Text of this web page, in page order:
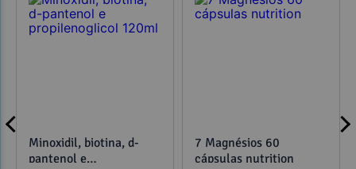
Minoxidil, biotina, d-
pantenol e
7 Magnésios 60
cápsulas nutrition